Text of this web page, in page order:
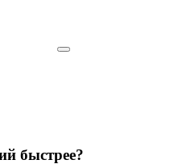
быстрее?